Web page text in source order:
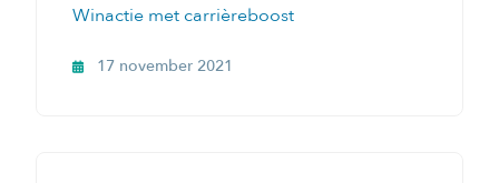
Winactie met carrièreboost
17 november 2021